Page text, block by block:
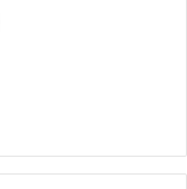
الويب